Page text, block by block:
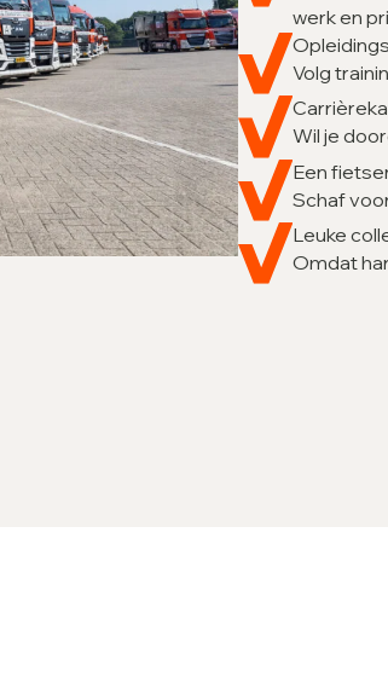
werk en
Volg
Wil je
Een
Schaf
Leuke
Omdat